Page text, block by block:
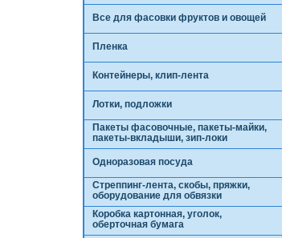
Все для фасовки фруктов и овощей
Пленка
Контейнеры, клип-лента
Лотки, подложки
Пакеты фасовочные, пакеты-майки,
пакеты-вкладыши, зип-локи
Одноразовая посуда
Стреппинг-лента, скобы, пряжки,
оборудование для обвязки
Коробка картонная, уголок,
оберточная бумага